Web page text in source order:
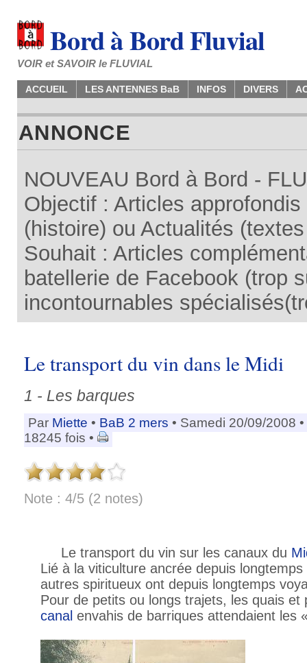
Bord à Bord Fluvial
VOIR et SAVOIR le FLUVIAL
ACCUEIL LES ANTENNES BaB INFOS DIVERS
ANNONCE
NOUVEAU Bord à Bord -
Objectif : Articles
(histoire) ou Actualités
Souhait : Articles
batellerie de Facebook (trop
incontournables
Le transport du vin dans le Midi
1 - Les barques
Par Miette • BaB 2 mers • Samedi 20/09/2008 •
18245 fois •
Note : 4/5 (2 notes)
Le transport du vin sur les canaux du
Lié à la viticulture ancrée depuis
autres spiritueux ont depuis longtemps
Pour de petits ou longs trajets, les quais et
canal envahis de barriques attendaient les